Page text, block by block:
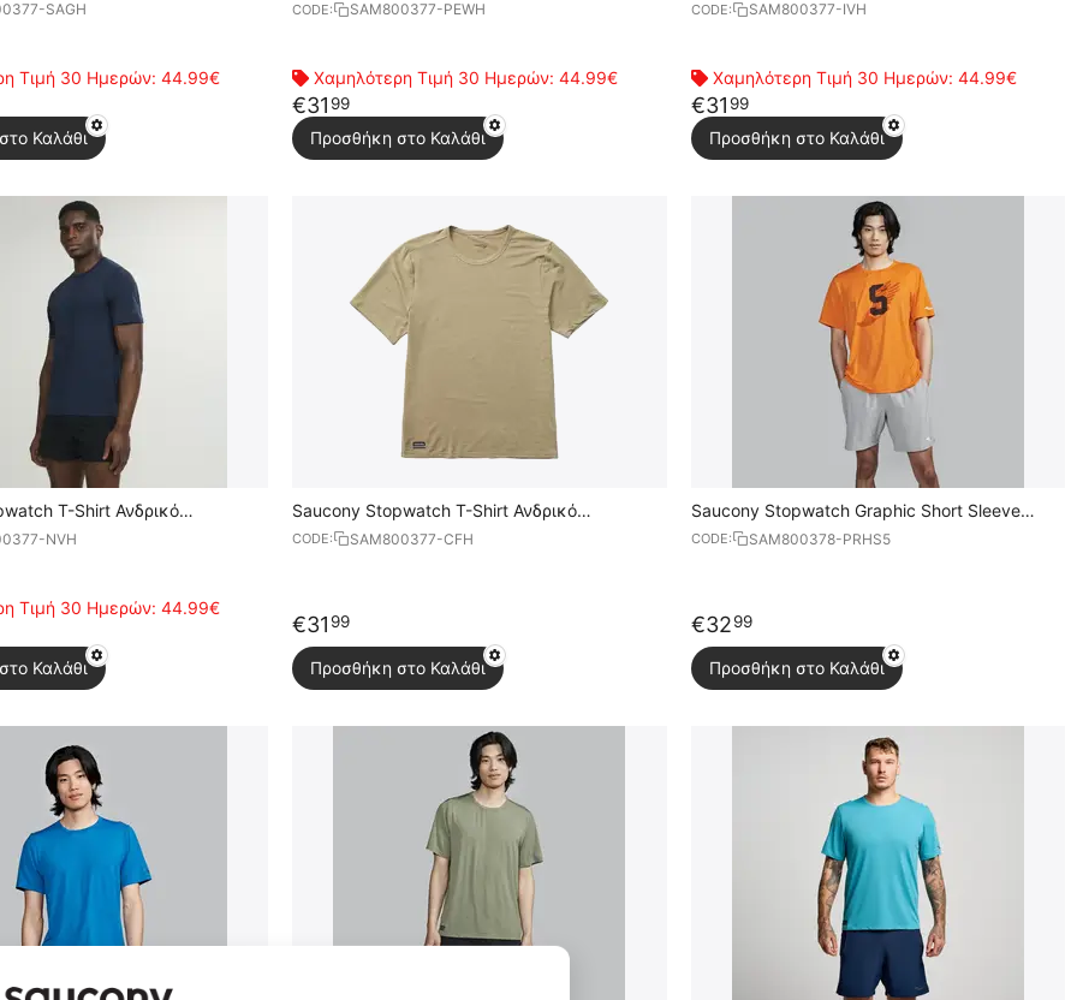
SAGH
Τιμή 30 Ημερών: 44.99€
Καλάθι
CODE: SAM800377-PEWH
Χαμηλότερη Τιμή 30 Ημερών:44.99€
€31 99
Προσθήκη στο Καλάθι
CODE: SAM800377-IVH
Χαμηλότερη Τιμή 30 Ημερών: 44.99€
€31 99
Προσθήκη στο Καλάθι
T-Shirt Ανδρικό
NVH
Τιμή 30 Ημερών: 44.99€
Καλάθι
Saucony Stopwatch T-Shirt Ανδρικό
Κοντομάνικο
CODE: SAM800377-CFH
€31 99
Προσθήκη στο Καλάθι
Saucony Stopwatch Graphic Short Sleeve
Ανδρικό Κοντομάνικο
CODE: SAM800378-PRHS5
€3299
Προσθήκη στο Καλάθι